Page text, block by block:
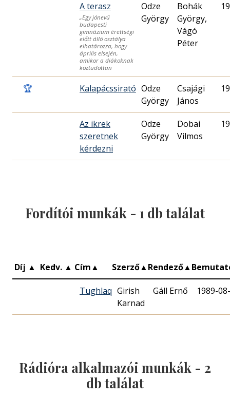
A terasz
„Egy jónevű
budapesti
gimnázium érettségi
előtt álló osztálya
elhatározza, hogy
április elsején,
amikor a diákoknak
köztudottan
Odze
György
Bohák
György,
Vágó
Péter
🏆 Kalapácssirató Odze
György
Csajági
János
Az ikrek
szeretnek
kérdezni
Odze
György
Dobai
Vilmos
Fordítói munkák - 1 db találat
Díj ▲ Kedv. ▲ Cím▲ Szerző▲Rendező▲
Tughlaq Girish
Karnad
Gáll Ernő 1989-
Rádióra alkalmazói munkák - 2
db találat